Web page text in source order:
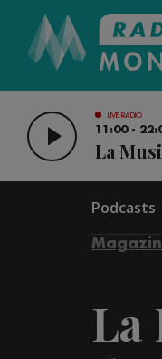
LIVE RADIO
11:00 -
Podcasts
La